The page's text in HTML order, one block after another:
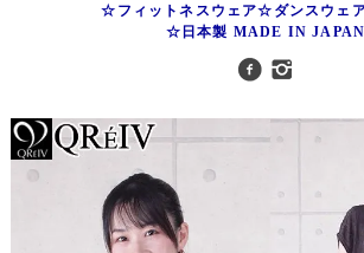
☆フィットネスウェア☆ダンスウェ
☆日本製 MADE IN JAPAN